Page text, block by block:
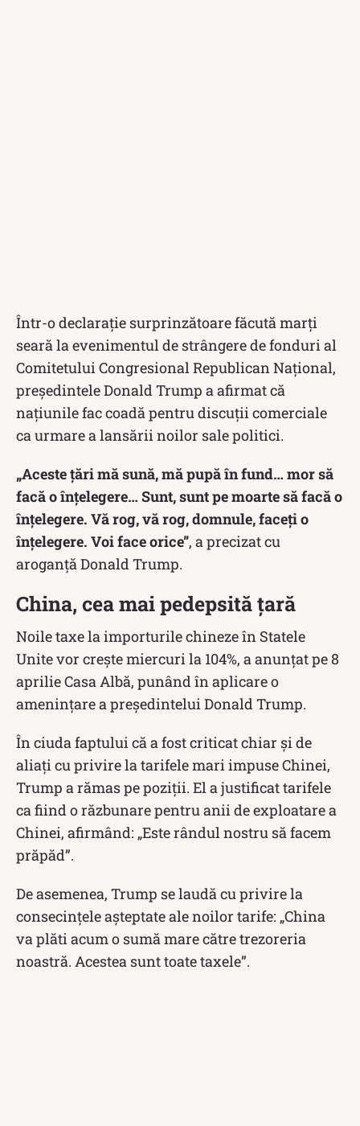
Într-o declarație surprinzătoare făcută marți
seară la evenimentul de strângere de fonduri al
Comitetului Congresional Republican Național,
președintele Donald Trump a afirmat că
națiunile fac coadă pentru discuții comerciale
ca urmare a lansării noilor sale politici.
„Aceste țări mă sună, mă pupă în fund… mor să
facă o înțelegere… Sunt, sunt pe moarte să facă o
înțelegere. Vă rog, vă rog, domnule, faceți o
înțelegere. Voi face orice”, a precizat cu
aroganță Donald Trump.
China, cea mai pedepsită țară
Noile taxe la importurile chineze în Statele
Unite vor creşte miercuri la 104%, a anunţat pe 8
aprilie Casa Albă, punând în aplicare o
ameninţare a preşedintelui Donald Trump.
În ciuda faptului că a fost criticat chiar și de
aliați cu privire la tarifele mari impuse Chinei,
Trump a rămas pe poziții. El a justificat tarifele
ca fiind o răzbunare pentru anii de exploatare a
Chinei, afirmând: „Este rândul nostru să facem
prăpăd”.
De asemenea, Trump se laudă cu privire la
consecințele așteptate ale noilor tarife: „China
va plăti acum o sumă mare către trezoreria
noastră. Acestea sunt toate taxele”.